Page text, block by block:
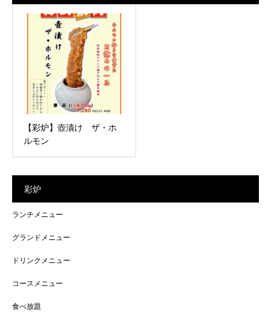
【彩炉】壺漬け ザ・ホ
ルモン
彩炉
ランチメニュー
グランドメニュー
ドリンクメニュー
コースメニュー
食べ放題